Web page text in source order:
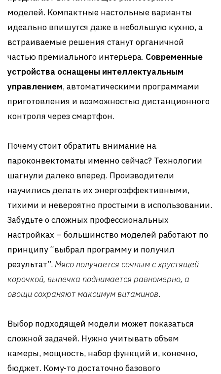
моделей. Компактные настольные варианты
идеально впишутся даже в небольшую кухню, а
встраиваемые решения станут органичной
частью премиального интерьера. Современные
устройства оснащены интеллектуальным
управлением, автоматическими программами
приготовления и возможностью дистанционного
контроля через смартфон.
Почему стоит обратить внимание на
пароконвектоматы именно сейчас? Технологии
шагнули далеко вперед. Производители
научились делать их энергоэффективными,
тихими и невероятно простыми в использовании.
Забудьте о сложных профессиональных
настройках – большинство моделей работают по
принципу “выбрал программу и получил
результат”. Мясо получается сочным с хрустящей
корочкой, выпечка поднимается равномерно, а
овощи сохраняют максимум витаминов.
Выбор подходящей модели может показаться
сложной задачей. Нужно учитывать объем
камеры, мощность, набор функций и, конечно,
бюджет. Кому-то достаточно базового